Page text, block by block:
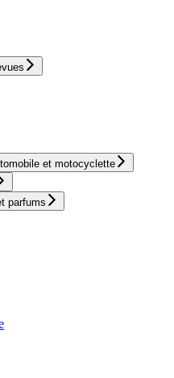
et motocyclette
parfums